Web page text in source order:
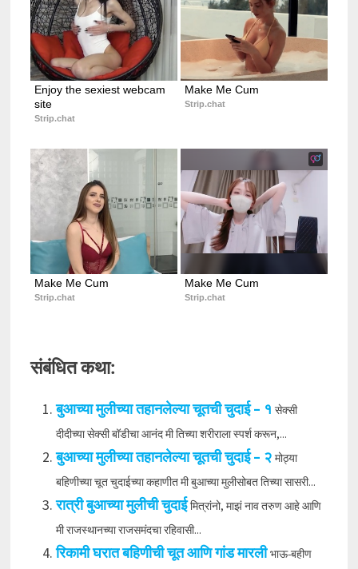
Enjoy the sexiest webcam
site
Strip.chat
Make Me Cum
Strip.chat
Make Me Cum
Strip.chat
Make Me Cum
Strip.chat
संबंधित कथा:
बुआच्या मुलीच्या तहानलेल्या चूतची चुदाई – १ सेक्सी
दीदीच्या सेक्सी बॉडीचा आनंद मी तिच्या शरीराला स्पर्श करून,...
बुआच्या मुलीच्या तहानलेल्या चूतची चुदाई – २ मोठ्या
बहिणीच्या चूत चुदाईच्या कहाणीत मी बुआच्या मुलीसोबत तिच्या सासरी...
रात्री बुआच्या मुलीची चुदाई मित्रांनो, माझं नाव तरुण आहे आणि
मी राजस्थानच्या राजसमंदचा रहिवासी...
रिकामी घरात बहिणीची चूत आणि गांड मारली भाऊ-बहीण